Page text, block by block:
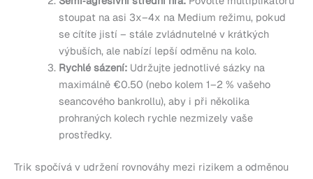
stoupat na asi 3x–4x na Medium režimu, pokud
se cítíte jistí – stále zvládnutelné v krátkých
výbuších, ale nabízí lepší odměnu na kolo.
Rychlé sázení:Udržujte jednotlivé sázky na
maximálně €0.50 (nebo kolem 1–2 % vašeho
seancového bankrollu), aby i při několika
prohraných kolech rychle nezmizely vaše
prostředky.
Trik spočívá v udržení rovnováhy mezi rizikem a odměnou